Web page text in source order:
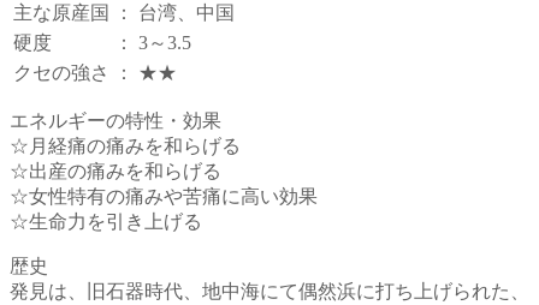
主な原産国 ：
台湾、中国
硬度
：
3～3.5
クセの強さ
： ★★
エネルギーの特性・効果
☆月経痛の痛みを和らげる
☆出産の痛みを和らげる
☆女性特有の痛みや苦痛に高い効果
☆生命力を引き上げる
歴史
発見は、旧石器時代、地中海にて偶然浜に打ち上げられた、